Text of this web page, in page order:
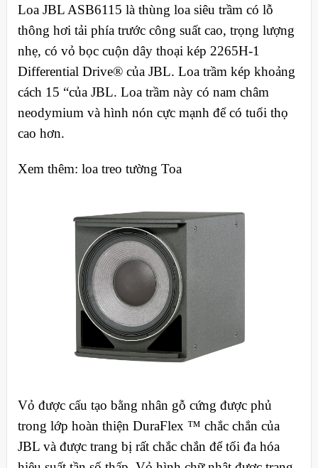
Loa JBL ASB6115 là thùng loa siêu trầm có lỗ
thông hơi tải phía trước công suất cao, trọng lượng
nhẹ, có vỏ bọc cuộn dây thoại kép 2265H-1
Differential Drive® của JBL. Loa trầm kép khoảng
cách 15 “của JBL. Loa trầm này có nam châm
neodymium và hình nón cực mạnh để có tuổi thọ
cao hơn.
Xem thêm: loa treo tường Toa
Vỏ được cấu tạo bằng nhân gỗ cứng được phủ
trong lớp hoàn thiện DuraFlex ™ chắc chắn của
JBL và được trang bị rất chắc chắn để tối đa hóa